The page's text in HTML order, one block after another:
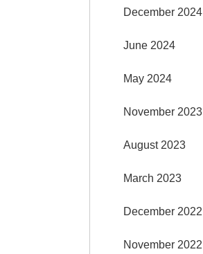
December 2024
June 2024
May 2024
November 2023
August 2023
March 2023
December 2022
November 2022